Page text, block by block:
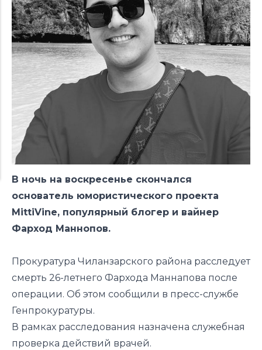
В ночь на воскресенье скончался
основатель юмористического проекта
MittiVine, популярный блогер и вайнер
Фарход Маннопов.
Прокуратура Чиланзарского района расследует
смерть 26-летнего Фархода Маннапова после
операции. Об этом сообщили в пресс-службе
Генпрокуратуры.
В рамках расследования назначена служебная
проверка действий врачей.